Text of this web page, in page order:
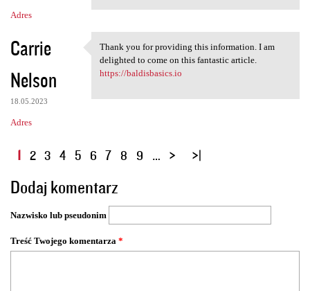
Adres
Carrie
Nelson
18.05.2023
Adres
Thank you for providing this
Thank you for providing this information. I am
delighted to come on this fantastic article.
https://baldisbasics.io
S
r
o
n
y
1 2 3 4 5 6 7 8 9 …
Dodaj komentarz
Nazwisko lub pseudonim
Treść Twojego komentarza *